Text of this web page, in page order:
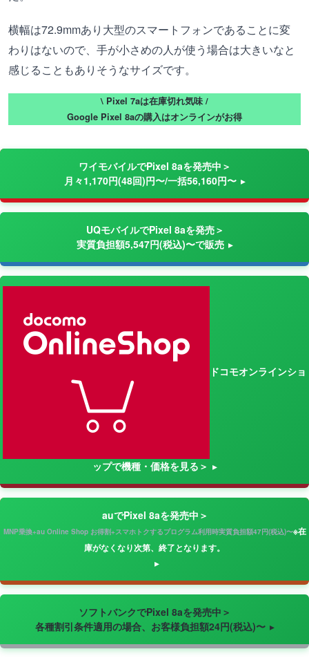
横幅は72.9mmあり大型のスマートフォンであることに変
わりはないので、手が小さめの人が使う場合は大きいなと
感じることもありそうなサイズです。
\ Pixel 7aは在庫切れ気味 /
Google Pixel 8aの購入はオンラインがお得
ワイモバイルでPixel 8aを発売中＞
月々1,170円(48回)円〜/一括56,160円〜
UQモバイルでPixel 8aを発売＞
実質負担額5,547円(税込)〜で販売
ドコモオンラインショ
ップで機種・価格を見る＞
auでPixel 8aを発売中＞
MNP乗換+au Online Shop お得割+スマホトクするプログラム利用時実質負担額47円(税込)〜※在
庫がなくなり次第、終了となります。
ソフトバンクでPixel 8aを発売中＞
各種割引条件適用の場合、お客様負担額24円(税込)〜